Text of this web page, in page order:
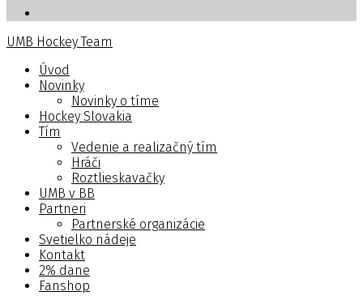
UMB Hockey Team
Úvod
Novinky
Novinky o tíme
Hockey Slovakia
Tím
Vedenie a realizačný tím
Hráči
Roztlieskavačky
UMB v BB
Partneri
Partnerské organizácie
Svetielko nádeje
Kontakt
2% dane
Fanshop